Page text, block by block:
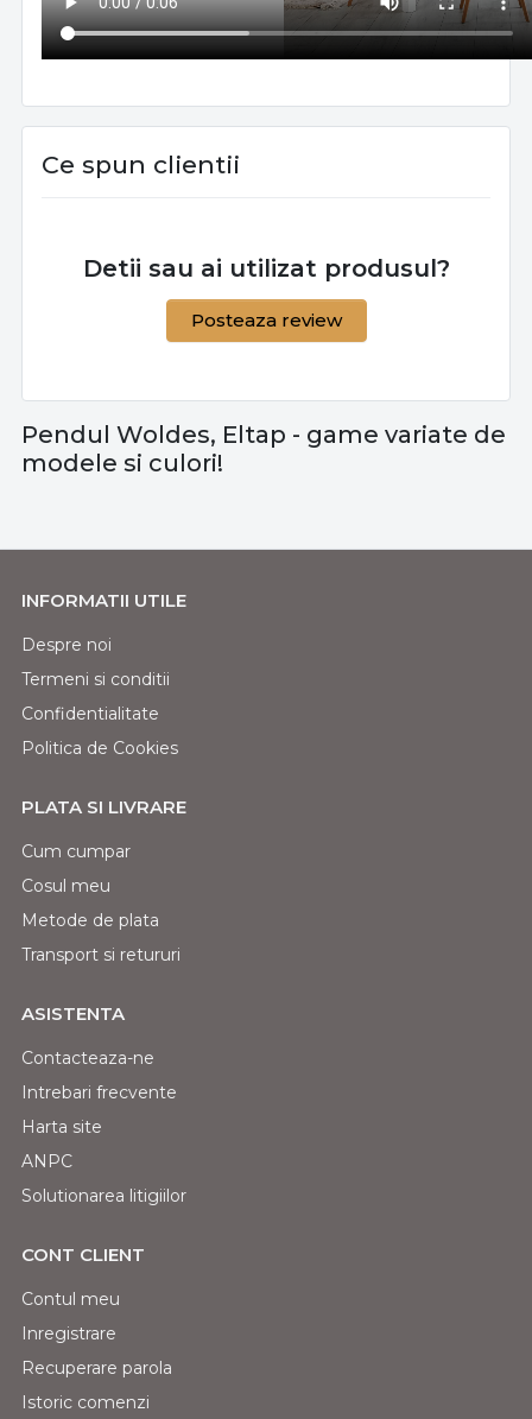
Ce spun clientii
Detii sau ai utilizat produsul?
Posteaza review
Pendul Woldes, Eltap - game variate de
modele si culori!
INFORMATII UTILE
Despre noi
Termeni si conditii
Confidentialitate
Politica de Cookies
PLATA SI LIVRARE
Cum cumpar
Cosul meu
Metode de plata
Transport si retururi
ASISTENTA
Contacteaza-ne
Intrebari frecvente
Harta site
ANPC
Solutionarea litigiilor
CONT CLIENT
Contul meu
Inregistrare
Recuperare parola
Istoric comenzi